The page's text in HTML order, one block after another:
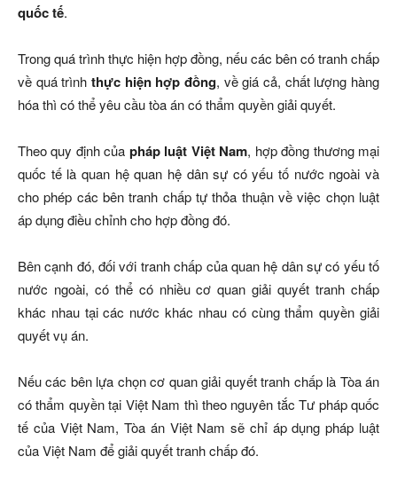
quốc tế.
Trong quá trình thực hiện hợp đồng, nếu các bên có tranh chấp
về quá trình thực hiện hợp đồng, về giá cả, chất lượng hàng
hóa thì có thể yêu cầu tòa án có thẩm quyền giải quyết.
Theo quy định của pháp luật Việt Nam, hợp đồng thương mại
quốc tế là quan hệ quan hệ dân sự có yếu tố nước ngoài và
cho phép các bên tranh chấp tự thỏa thuận về việc chọn luật
áp dụng điều chỉnh cho hợp đồng đó.
Bên cạnh đó, đối với tranh chấp của quan hệ dân sự có yếu tố
nước ngoài, có thể có nhiều cơ quan giải quyết tranh chấp
khác nhau tại các nước khác nhau có cùng thẩm quyền giải
quyết vụ án.
Nếu các bên lựa chọn cơ quan giải quyết tranh chấp là Tòa án
có thẩm quyền tại Việt Nam thì theo nguyên tắc Tư pháp quốc
tế của Việt Nam, Tòa án Việt Nam sẽ chỉ áp dụng pháp luật
của Việt Nam để giải quyết tranh chấp đó.